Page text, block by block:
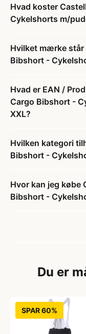
Hvad koster
Cykelshorts m/
Hvilket mærke står
Bibshort -
Hvad er EAN /
Cargo Bibshort -
XXL?
Hvilken kategori
Bibshort -
Hvor kan jeg købe
Bibshort -
Du er
SPAR 60%